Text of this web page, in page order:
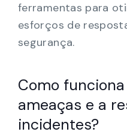
ferramentas para
esforços de
segurança.
Como
ameaças e a
incidentes?